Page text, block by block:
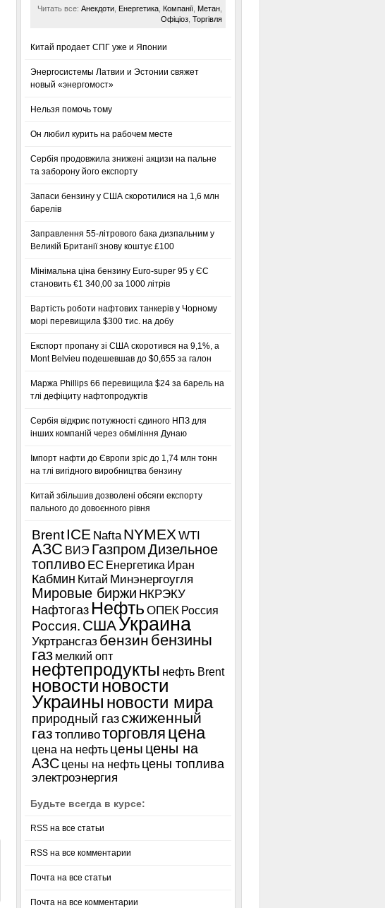
Читать все: Анекдоти, Енергетика, Компанії, Метан,
Офіціоз, Торгівля
Китай продает СПГ уже и Японии
Энергосистемы Латвии и Эстонии свяжет
новый «энергомост»
Нельзя помочь тому
Он любил курить на рабочем месте
Сербія продовжила знижені акцизи на пальне
та заборону його експорту
Запаси бензину у США скоротилися на 1,6 млн
барелів
Заправлення 55-літрового бака дизпальним у
Великій Британії знову коштує £100
Мінімальна ціна бензину Euro-super 95 у ЄС
становить €1 340,00 за 1000 літрів
Вартість роботи нафтових танкерів у Чорному
морі перевищила $300 тис. на добу
Експорт пропану зі США скоротився на 9,1%, а
Mont Belvieu подешевшав до $0,655 за галон
Маржа Phillips 66 перевищила $24 за барель на
тлі дефіциту нафтопродуктів
Сербія відкриє потужності єдиного НПЗ для
інших компаній через обміління Дунаю
Імпорт нафти до Європи зріс до 1,74 млн тонн
на тлі вигідного виробництва бензину
Китай збільшив дозволені обсяги експорту
пального до довоєнного рівня
Brent ICE Nafta NYMEXWTI
АЗС ВИЭ ГазпромДизельное
топливо ЕС Енергетика Иран
Кабмин Китай Минэнергоугля
Мировые биржи НКРЭКУ
Нафтогаз Нефть ОПЕК Россия
Россия. СШАУкраина
Укртрансгаз бензин бензины
газ мелкий опт
нефтепродукты нефть Brent
новости новости
Украины новости мира
природный газсжиженный
газ топливоторговля цена
цена на нефть цены цены на
АЗС цены на нефть цены топлива
электроэнергия
Будьте всегда в курсе:
RSS на все статьи
RSS на все комментарии
Почта на все статьи
Почта на все комментарии